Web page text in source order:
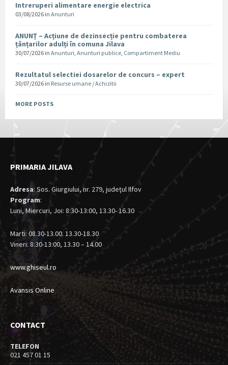
Intreruperi alimentare energie electrica
03/08/2026 in Anunturi
ANUNȚ – Acțiune de dezinsecție pentru combaterea
țânțarilor adulți în comuna Jilava
30/07/2026 in Anunturi, Anunturi publice, Compartiment Mediu
Rezultatul selectiei dosarelor de concurs – expert
30/07/2026 in Resurse umane / Achizitii
MORE POSTS
PRIMARIA JILAVA
Adresa: Sos. Giurgiului, nr. 279, judeţul Ilfov
Program:
Luni, Miercuri, Joi: 8:30-13:00, 13.30- 16.30
Marti: 08.30-13.00. 13.30-18.30
Vineri: 8:30-13:00, 13.30 – 14.00
www.ghiseul.ro
Avansis Online
CONTACT
TELEFON
021 457 01 15